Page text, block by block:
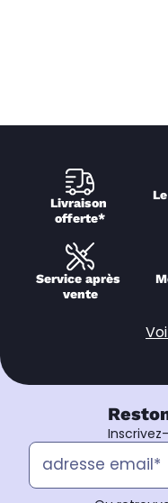
Livraison
offerte*
Service après
vente